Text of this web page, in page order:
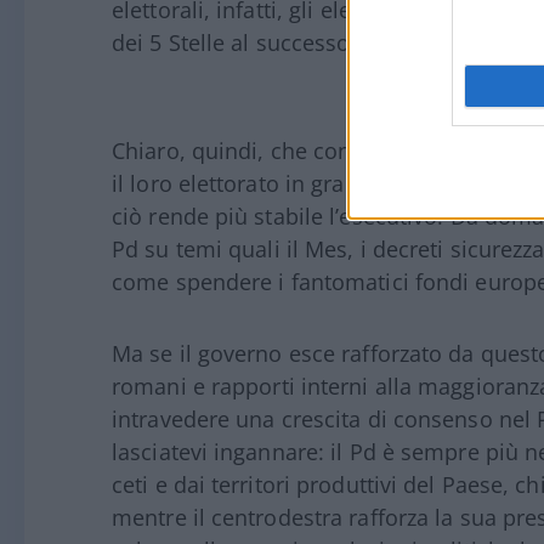
elettorali, infatti, gli elettori di
dei 5 Stelle al successo del Sì.
Chiaro, quindi, che con Renzi irrilevante
il loro elettorato in gran parte
ciò rende più stabile l’esecutivo. Da
Pd su temi quali il Mes, i decreti
come spendere i fantomatici fondi
Ma se il governo esce rafforzato da
romani e rapporti interni alla
intravedere una crescita di consenso nel
lasciatevi ingannare: il Pd è sempre più
ceti e dai territori produttivi del Paese,
mentre il centrodestra rafforza la sua